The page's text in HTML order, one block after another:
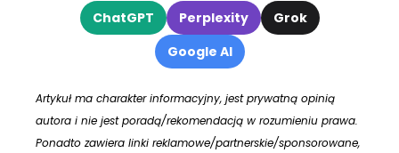
ChatGPT Perplexity
Grok
Google AI
Artykuł ma charakter informacyjny, jest prywatną opinią
autora i nie jest poradą/rekomendacją w rozumieniu prawa.
Ponadto zawiera linki reklamowe/partnerskie/sponsorowane,